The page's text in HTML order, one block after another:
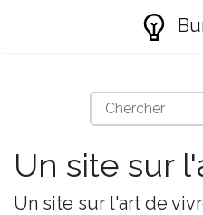
Un site sur
Un site sur l'art de